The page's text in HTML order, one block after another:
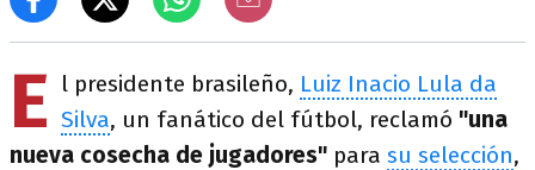
E l presidente brasileño, Luiz Inacio Lula da
Silva, un fanático del fútbol, reclamó "una
nueva cosecha de jugadores" para su selección,